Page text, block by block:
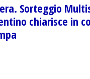
Sorteggio
chiarisce in